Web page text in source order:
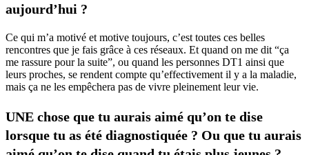
aujourd’hui ?
Ce qui m’a motivé et motive toujours, c’est toutes ces belles
rencontres que je fais grâce à ces réseaux. Et quand on me dit “ça
me rassure pour la suite”, ou quand les personnes DT1 ainsi que
leurs proches, se rendent compte qu’effectivement il y a la maladie,
mais ça ne les empêchera pas de vivre pleinement leur vie.
UNE chose que tu aurais aimé qu’on te dise
lorsque tu as été diagnostiquée ? Ou que tu aurais